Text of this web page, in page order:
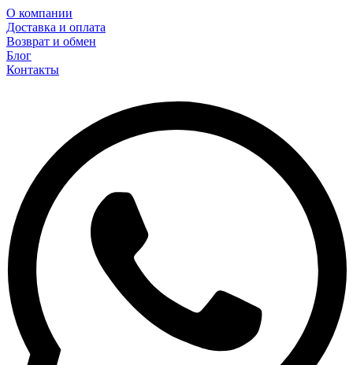
О компании
Доставка и оплата
Возврат и обмен
Блог
Контакты